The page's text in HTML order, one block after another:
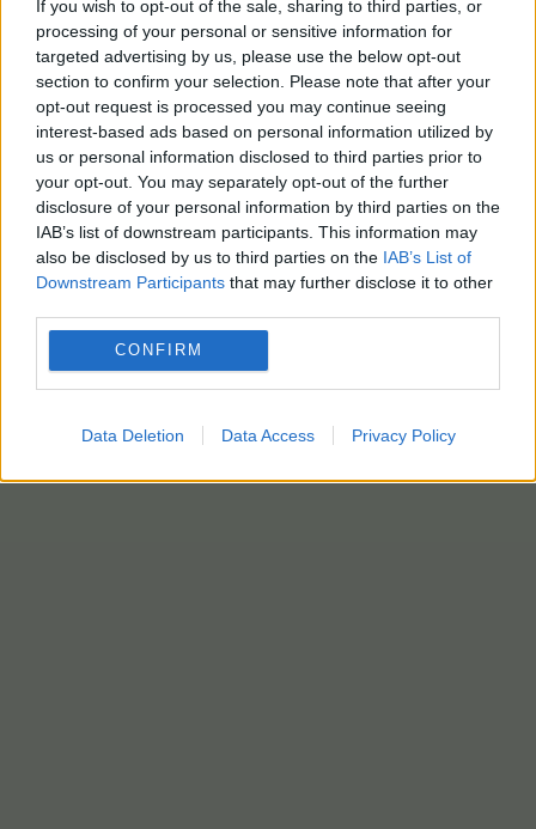
If you wish to opt-out of the sale, sharing to third parties, or
processing of your personal or sensitive information for
targeted advertising by us, please use the below opt-out
section to confirm your selection. Please note that after your
opt-out request is processed you may continue seeing
interest-based ads based on personal information utilized by
us or personal information disclosed to third parties prior to
your opt-out. You may separately opt-out of the further
disclosure of your personal information by third parties on the
IAB’s list of downstream participants. This information may
also be disclosed by us to third parties on the IAB’s List of
Downstream Participants that may further disclose it to other
CONFIRM
Data Deletion Data Access Privacy Policy